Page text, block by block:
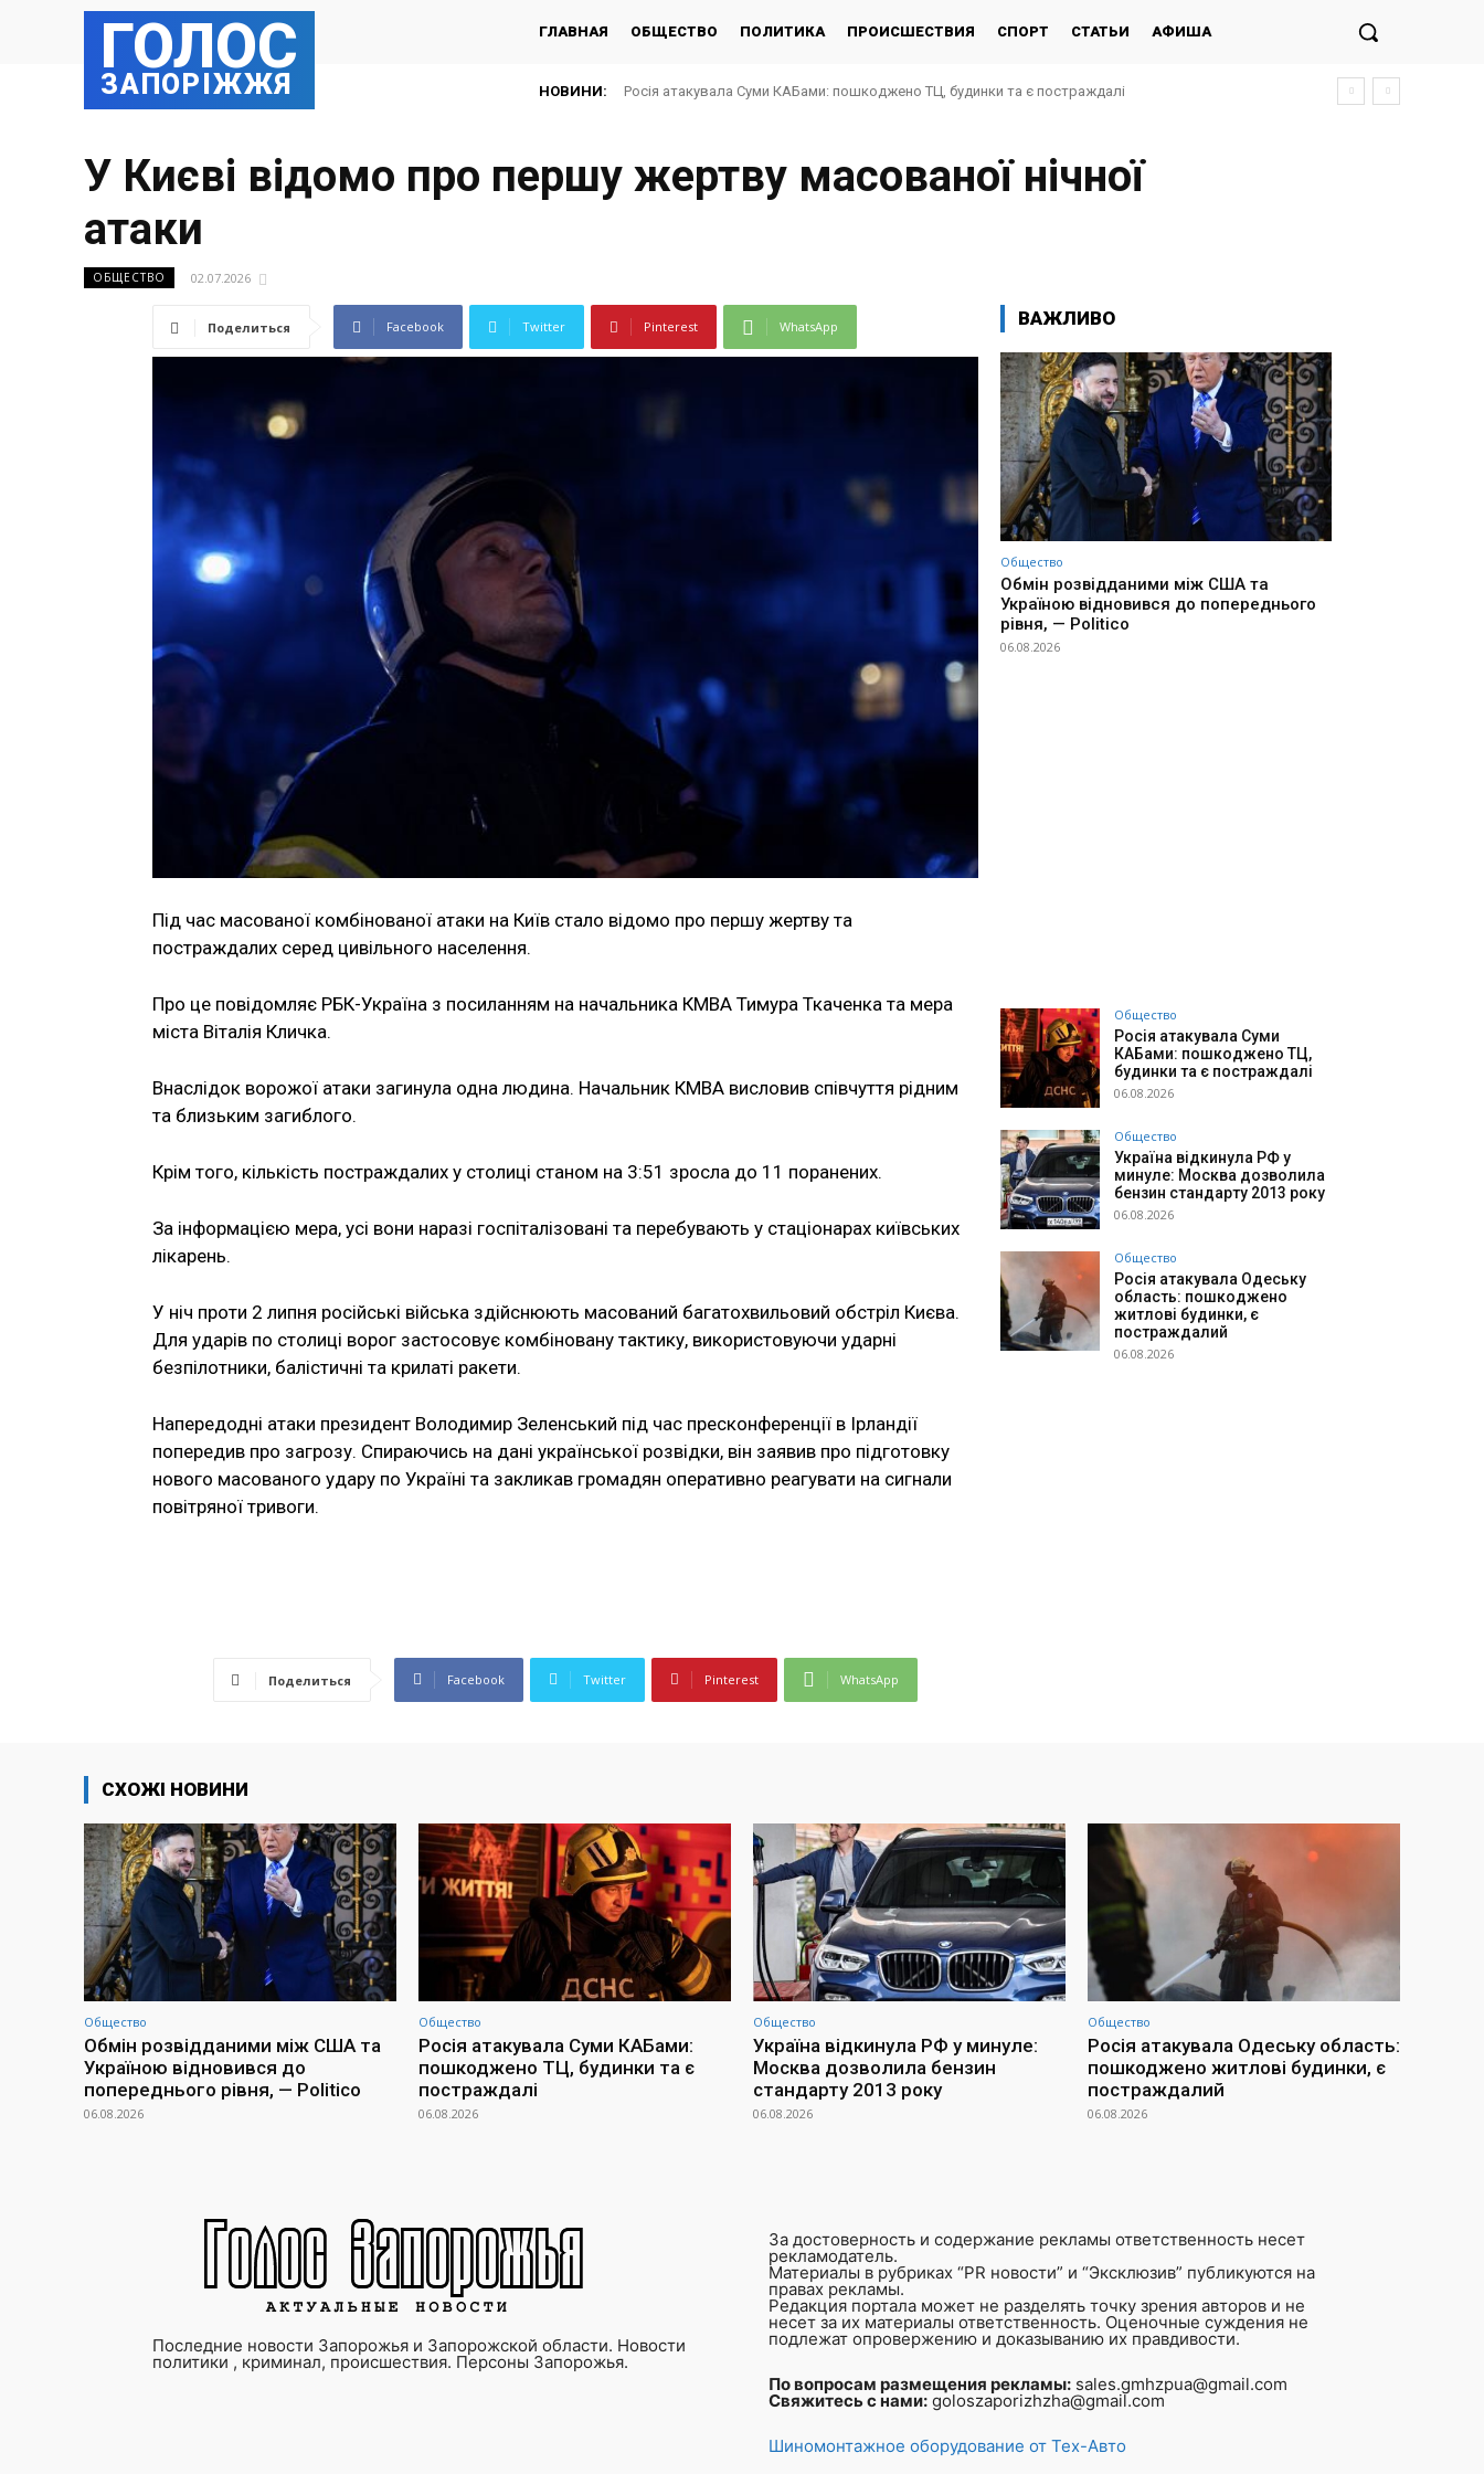
ГОЛОС
ЗАПОРІЖЖЯ
ГЛАВНАЯ ОБЩЕСТВО ПОЛИТИКА ПРОИСШЕСТВИЯ СПОРТ СТАТЬИ АФИША
НОВИНИ: Росія атакувала Суми КАБами: пошкоджено ТЦ, будинки та є постраждалі
У Києві відомо про першу жертву масованої нічної
атаки
ОБЩЕСТВО 02.07.2026
Поделиться Facebook Twitter Pinterest WhatsApp
Під час масованої комбінованої атаки на Київ стало відомо про першу жертву та
постраждалих серед цивільного населення.
Про це повідомляє РБК-Україна з посиланням на начальника КМВА Тимура Ткаченка та мера
міста Віталія Кличка.
Внаслідок ворожої атаки загинула одна людина. Начальник КМВА висловив співчуття рідним
та близьким загиблого.
Крім того, кількість постраждалих у столиці станом на 3:51 зросла до 11 поранених.
За інформацією мера, усі вони наразі госпіталізовані та перебувають у стаціонарах київських
лікарень.
У ніч проти 2 липня російські війська здійснюють масований багатохвильовий обстріл Києва.
Для ударів по столиці ворог застосовує комбіновану тактику, використовуючи ударні
безпілотники, балістичні та крилаті ракети.
Напередодні атаки президент Володимир Зеленський під час пресконференції в Ірландії
попередив про загрозу. Спираючись на дані української розвідки, він заявив про підготовку
нового масованого удару по Україні та закликав громадян оперативно реагувати на сигнали
повітряної тривоги.
Поделиться Facebook Twitter Pinterest WhatsApp
ВАЖЛИВО
Общество
Обмін розвідданими між США та
Україною відновився до попереднього
рівня, — Politico
06.08.2026
Общество
Росія атакувала Суми
КАБами: пошкоджено ТЦ,
будинки та є постраждалі
06.08.2026
Общество
Україна відкинула РФ у
минуле: Москва дозволила
бензин стандарту 2013 року
06.08.2026
Общество
Росія атакувала Одеську
область: пошкоджено
житлові будинки, є
постраждалий
06.08.2026
СХОЖІ НОВИНИ
Общество
Обмін розвідданими між США та
Україною відновився до
попереднього рівня, — Politico
06.08.2026
Общество
Росія атакувала Суми КАБами:
пошкоджено ТЦ, будинки та є
постраждалі
06.08.2026
Общество
Україна відкинула РФ у минуле:
Москва дозволила бензин
стандарту 2013 року
06.08.2026
Общество
Росія атакувала Одеську область:
пошкоджено житлові будинки, є
постраждалий
06.08.2026
Последние новости Запорожья и Запорожской области. Новости
политики , криминал, происшествия. Персоны Запорожья.
За достоверность и содержание рекламы ответственность несет
рекламодатель.
Материалы в рубриках “PR новости” и “Эксклюзив” публикуются на
правах рекламы.
Редакция портала может не разделять точку зрения авторов и не
несет за их материалы ответственность. Оценочные суждения не
подлежат опровержению и доказыванию их правдивости.
По вопросам размещения рекламы: sales.gmhzpua@gmail.com
Свяжитесь с нами: goloszaporizhzha@gmail.com
Шиномонтажное оборудование от Тех-Авто